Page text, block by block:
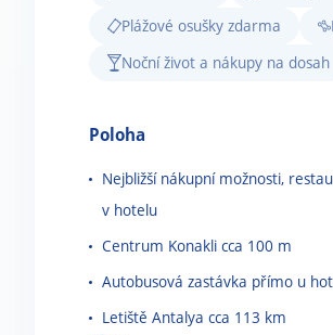
Plážové osušky zdarma
Noční život a nákupy na dosah
Poloha
Nejbližší nákupní možnosti,
v hotelu
Centrum Konakli cca 100 m
Autobusová zastávka přímo u
Letiště Antalya cca 113 km